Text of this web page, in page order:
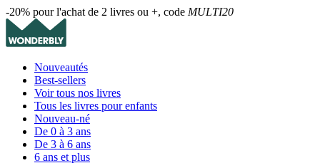
-20% pour l'achat de 2 livres ou +, code MULTI20
Nouveautés
Best-sellers
Voir tous nos livres
Tous les livres pour enfants
Nouveau-né
De 0 à 3 ans
De 3 à 6 ans
6 ans et plus